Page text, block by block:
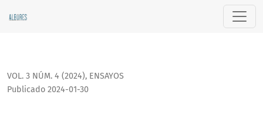
La socialización y subjetividad como instrumentos
VOL. 3 NÚM. 4 (2024), ENSAYOS
Publicado 2024-01-30